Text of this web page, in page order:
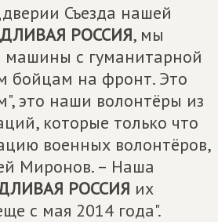
Съезда нашей
РОССИЯ, мы
машины с гуманитарной
на фронт. Это
это наши волонтёры из
которые только что
военных волонтёров,
Миронов. – Наша
РОССИЯ их
с мая 2014 года".